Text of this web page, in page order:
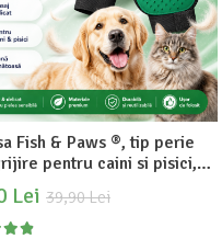
pentru caini si pisici,
cu usurinta parul
de companie si solutia
pentru o blana sanatoasa,
39,90 Lei
Lei